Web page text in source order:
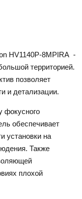
HV1140P-8MPIRA -
территорией.
позволяет
и детализации.
фокусного
обеспечивает
установки на
Также
плохой